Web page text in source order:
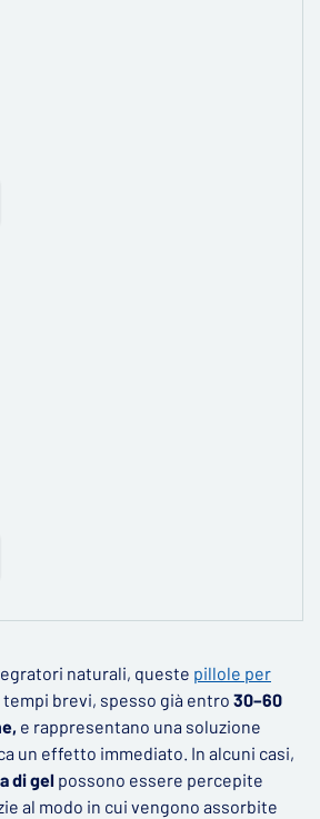
naturali, queste pillole per
brevi, spesso già entro 30–60
e rappresentano una soluzione
un effetto immediato. In alcuni casi,
di gel possono essere percepite
al modo in cui vengono assorbite